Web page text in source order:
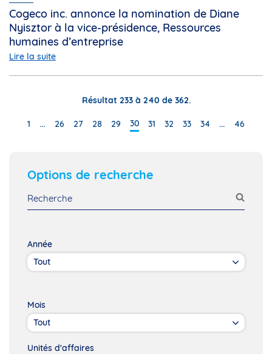
Cogeco inc. annonce la nomination de Diane
Nyisztor à la vice-présidence, Ressources
humaines d’entreprise
Lire la suite
Résultat 233 à 240 de 362.
1 … 26 27 28 29 30 31 32 33 34 … 46
Options de recherche
Année
Mois
Unités d'affaires